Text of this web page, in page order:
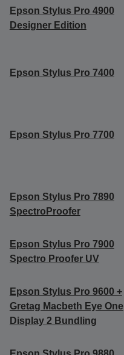
Epson Stylus Pro 4900
Designer Edition
Epson Stylus Pro 7400
Epson Stylus Pro 7700
Epson Stylus Pro 7890
SpectroProofer
Epson Stylus Pro 7900
Spectro Proofer UV
Epson Stylus Pro 9600 +
Gretag Macbeth Eye One
Display 2 Bundling